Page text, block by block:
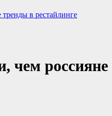
в рестайлинге
чем